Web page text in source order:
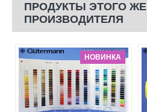
ПРОДУКТЫ ЭТОГО ЖЕ
ПРОИЗВОДИТЕЛЯ
НОВИНКА